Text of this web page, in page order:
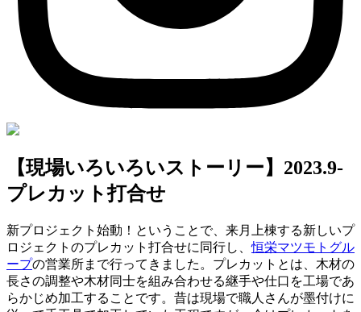
【現場いろいろいストーリー】2023.9-
プレカット打合せ
新プロジェクト始動！ということで、来月上棟する新しいプ
ロジェクトのプレカット打合せに同行し、恒栄マツモトグル
ープの営業所まで行ってきました。プレカットとは、木材の
長さの調整や木材同士を組み合わせる継手や仕口を工場であ
らかじめ加工することです。昔は現場で職人さんが墨付けに